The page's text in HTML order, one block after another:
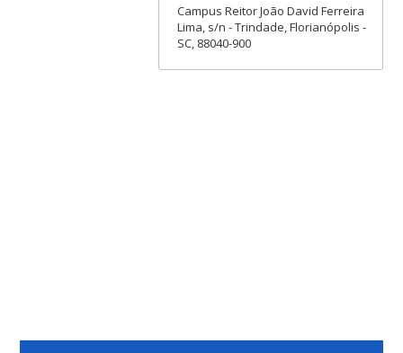
Campus Reitor João David Ferreira
Lima, s/n - Trindade, Florianópolis -
SC, 88040-900